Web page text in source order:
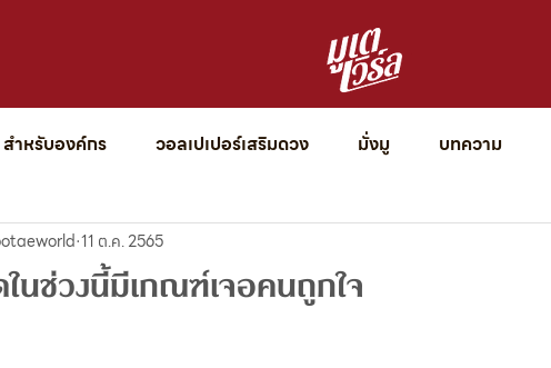
สำหรับองค์กร วอลเปเปอร์เสริมดวง มั่งมู บทความ
การเสริมดวง รวมวันไหว้ / ฤกษ์ดี ความเชื่อ บทสวด/คาถา
ในช่วงนี้มีเกณฑ์เจอคนถูกใจ
11 ต.ค. 2565